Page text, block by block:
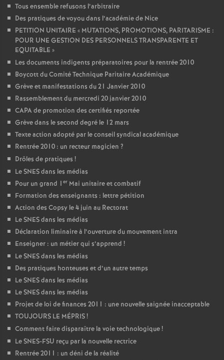
Tous ensemble refusons l’arbitraire
Des pratiques de voyou dans l’académie de Nice
PETITION UNITAIRE « MUTATIONS, PROMOTIONS, PARITARISME :
POUR UNE GESTION DES PERSONNELS TRANSPARENTE ET
EQUITABLE »
Les documents indigents préparatoires pour la rentrée 2010
Boycott du Comité Technique Paritaire Académique
Grève et manifestations du 21 Janvier 2010
Rassemblement du mercredi 20 janvier 2010
CAPA de promotion des certifiés reportée
Grève dans le second degré le 12 mars
Texte action adopté par le conseil syndical académique
Rentrée 2010 : un recteur magicien ?
Drôles de pratiques !
Le SNES dans les médias
Pour un grand 1 er Mai unitaire et combatif
Formation des enseignants : lettre pétition
Action des Copsy le 4 juin au Rectorat
Le SNES dans les médias
Déclaration liminaire à l’ouverture du mouvement intra
Enseigner : un métier qui s’apprend !
Le SNES dans les médias
Des pratiques honteuses et d’un autre temps
Le SNES dans les médias
Le SNES dans les médias
Projet de loi de finances 2011 : une nouvelle saignée inacceptable
TOUJOURS LE MÉPRIS!
Comment faire disparaître la voie technologique!
Le SNES-FSU reçu par la nouvelle rectrice
Rentrée 2011 : un déni de la réalité